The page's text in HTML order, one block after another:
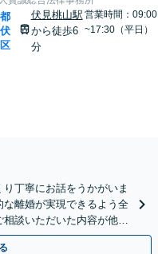
伏見桃山駅
から徒歩6
分
営業時間：09:00
~17:30（平日）
り丁寧にお話をうかがいま
離婚が実現できるよう全
談いただいた内容が他人
間相談可】